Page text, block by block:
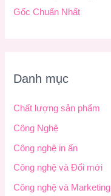
Gốc Chuẩn Nhất
Danh mục
Chất lượng sản phẩm
Công Nghệ
Công nghệ in ấn
Công nghệ và Đổi mới
Công nghệ và Marketing